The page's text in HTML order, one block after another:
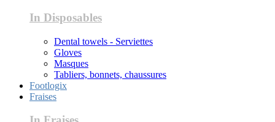
In Disposables
Dental towels - Serviettes
Gloves
Masques
Tabliers, bonnets, chaussures
Footlogix
Fraises